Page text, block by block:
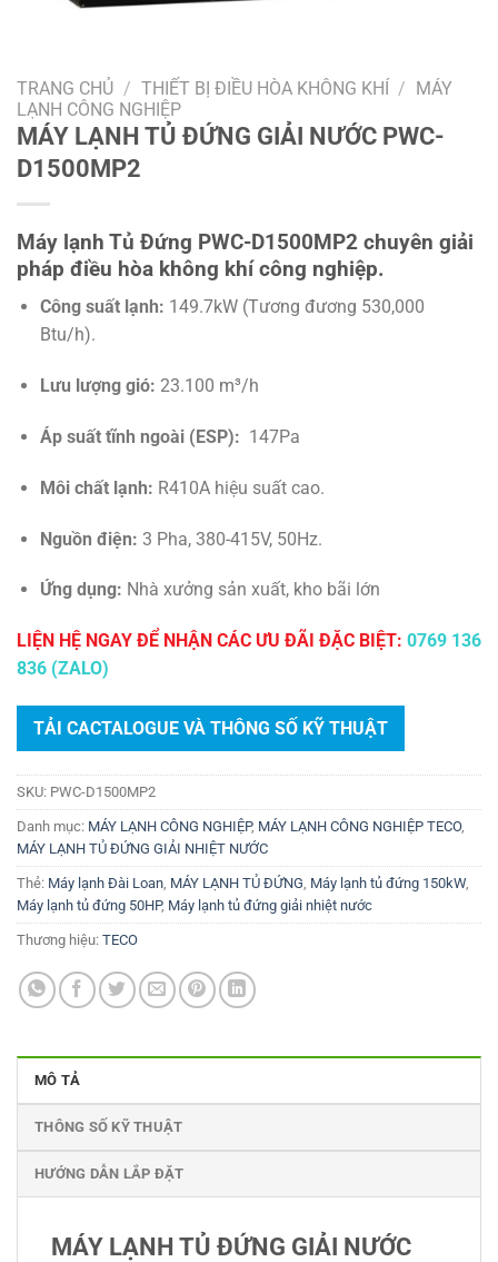
TRANG CHỦ / THIẾT BỊ ĐIỀU HÒA KHÔNG KHÍ / MÁY
LẠNH CÔNG NGHIỆP
MÁY LẠNH TỦ ĐỨNG GIẢI NƯỚC PWC-
D1500MP2
Máy lạnh Tủ Đứng PWC-D1500MP2 chuyên giải
pháp điều hòa không khí công nghiệp.
Công suất lạnh: 149.7kW(Tương đương 530,000
Btu/h).
Lưu lượng gió: 23.100 m³/h
Áp suất tĩnh ngoài (ESP): 147Pa
Môi chất lạnh: R410A hiệu suất cao.
Nguồn điện: 3 Pha, 380-415V, 50Hz.
Ứng dụng: Nhà xưởng sản xuất, kho bãi lớn
LIỆN HỆ NGAY ĐỂ NHẬN CÁC ƯU ĐÃI ĐẶC BIỆT: 0769 136
836 (ZALO)
TẢI CACTALOGUE VÀ THÔNG SỐ KỸ THUẬT
SKU: PWC-D1500MP2
Danh mục: MÁY LẠNH CÔNG NGHIỆP, MÁY LẠNH CÔNG NGHIỆP TECO,
MÁY LẠNH TỦ ĐỨNG GIẢI NHIỆT NƯỚC
Thẻ: Máy lạnh Đài Loan MÁY LẠNH TỦ ĐỨNG Máy lạnh tủ đứng 150kW,
Máy lạnh tủ đứng 50HP, Máy lạnh tủ đứng giải nhiệt nước
Thương hiệu: TECO
MÔ TẢ
THÔNG SỐ KỸ THUẬT
HƯỚNG DẪN LẮP ĐẶT
MÁY LẠNH TỦ ĐỨNG GIẢI NƯỚC